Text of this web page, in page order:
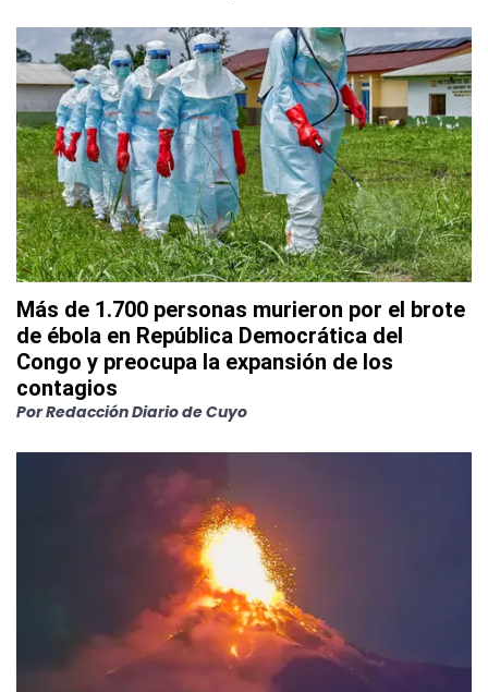
Más de 1.700 personas murieron por el brote
de ébola en República Democrática del
Congo y preocupa la expansión de los
contagios
PorRedacción Diario de Cuyo